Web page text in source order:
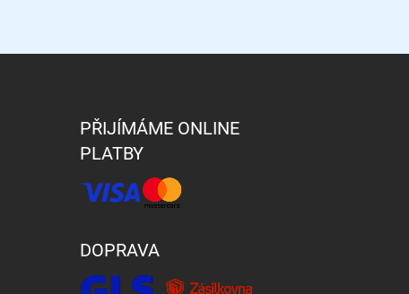
PŘIJÍMÁME ONLINE
PLATBY
DOPRAVA